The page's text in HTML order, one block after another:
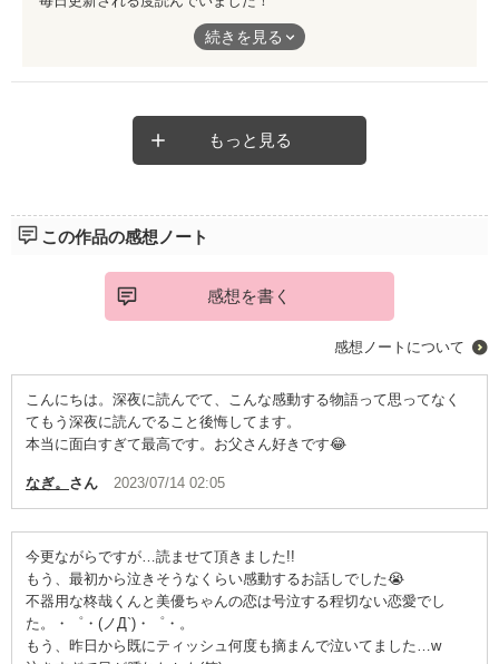
いつも続き気になってウズウズするような話でした！
黒崎くんの不器用さがとても良かった????
続きを見る
もっと見る
この作品の感想ノート
感想を書く
感想ノートについて
こんにちは。深夜に読んでて、こんな感動する物語って思ってなく
てもう深夜に読んでること後悔してます。
本当に面白すぎて最高です。お父さん好きです😂
なぎ。 さん 2023/07/14 02:05
今更ながらですが…読ませて頂きました!!
もう、最初から泣きそうなくらい感動するお話しでした😭
不器用な柊哉くんと美優ちゃんの恋は号泣する程切ない恋愛でし
た。・゜・(ノД`)・゜・。
もう、昨日から既にティッシュ何度も摘まんで泣いてました…w